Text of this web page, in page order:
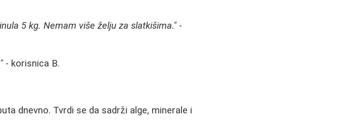
5 kg. Nemam više želju za slatkišima." -
- korisnica B.
dnevno. Tvrdi se da sadrži alge, minerale i